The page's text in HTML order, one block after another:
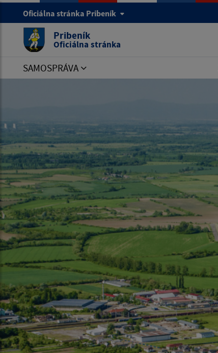
Oficiálna stránka Pribeník
Pribeník
Oficiálna stránka
SAMOSPRÁVA